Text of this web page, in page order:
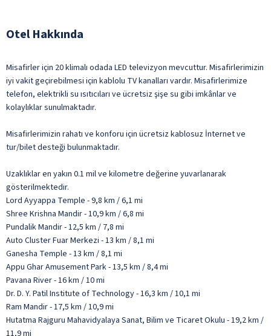
Otel Hakkında
Misafirler için 20 klimalı odada LED televizyon mevcuttur. Misafirlerimizin
iyi vakit geçirebilmesi için kablolu TV kanalları vardır. Misafirlerimize
telefon, elektrikli su ısıtıcıları ve ücretsiz şişe su gibi imkânlar ve
kolaylıklar sunulmaktadır.
Misafirlerimizin rahatı ve konforu için ücretsiz kablosuz İnternet ve
tur/bilet desteği bulunmaktadır.
Uzaklıklar en yakın 0.1 mil ve kilometre değerine yuvarlanarak
gösterilmektedir.
Lord Ayyappa Temple - 9,8 km / 6,1 mi
Shree Krishna Mandir - 10,9 km / 6,8 mi
Pundalik Mandir - 12,5 km / 7,8 mi
Auto Cluster Fuar Merkezi - 13 km / 8,1 mi
Ganesha Temple - 13 km / 8,1 mi
Appu Ghar Amusement Park - 13,5 km / 8,4 mi
Pavana River - 16 km / 10 mi
Dr. D. Y. Patil Institute of Technology - 16,3 km / 10,1 mi
Ram Mandir - 17,5 km / 10,9 mi
Hutatma Rajguru Mahavidyalaya Sanat, Bilim ve Ticaret Okulu - 19,2 km /
11,9 mi